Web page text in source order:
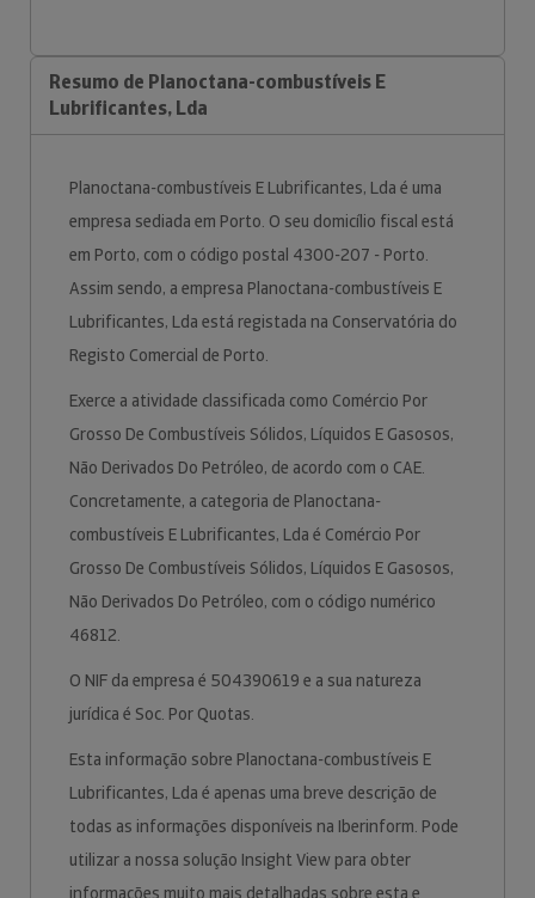
Resumo de Planoctana-combustíveis E
Lubrificantes, Lda
Planoctana-combustíveis E Lubrificantes, Lda é uma
empresa sediada em Porto. O seu domicílio fiscal está
em Porto, com o código postal 4300-207 - Porto.
Assim sendo, a empresa Planoctana-combustíveis E
Lubrificantes, Lda está registada na Conservatória do
Registo Comercial de Porto.
Exerce a atividade classificada como Comércio Por
Grosso De Combustíveis Sólidos, Líquidos E Gasosos,
Não Derivados Do Petróleo, de acordo com o CAE.
Concretamente, a categoria de Planoctana-
combustíveis E Lubrificantes, Lda é Comércio Por
Grosso De Combustíveis Sólidos, Líquidos E Gasosos,
Não Derivados Do Petróleo, com o código numérico
46812.
O NIF da empresa é 504390619 e a sua natureza
jurídica é Soc. Por Quotas.
Esta informação sobre Planoctana-combustíveis E
Lubrificantes, Lda é apenas uma breve descrição de
todas as informações disponíveis na Iberinform. Pode
utilizar a nossa solução Insight View para obter
informações muito mais detalhadas sobre esta e